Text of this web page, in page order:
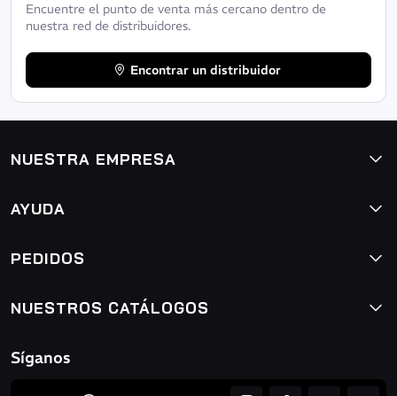
Encuentre el punto de venta más cercano dentro de
nuestra red de distribuidores.
Encontrar un distribuidor
NUESTRA EMPRESA
AYUDA
PEDIDOS
NUESTROS CATÁLOGOS
Síganos